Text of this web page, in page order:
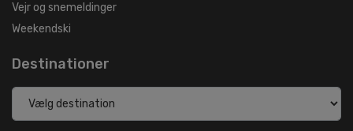
Vejr og snemeldinger
Weekendski
Destinationer